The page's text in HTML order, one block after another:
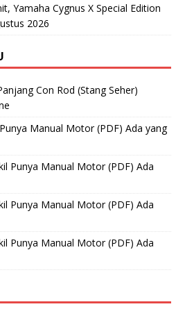
Yamaha Cygnus X Special Edition
2026
Con Rod (Stang Seher)
Manual Motor (PDF) Ada yang
Punya Manual Motor (PDF) Ada
Punya Manual Motor (PDF) Ada
Punya Manual Motor (PDF) Ada